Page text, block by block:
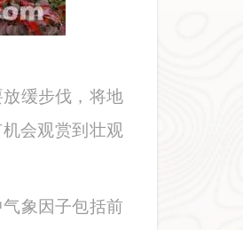
缓步伐，将地
会观赏到壮观
象因子包括前